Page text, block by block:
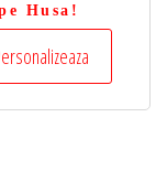
Husa!